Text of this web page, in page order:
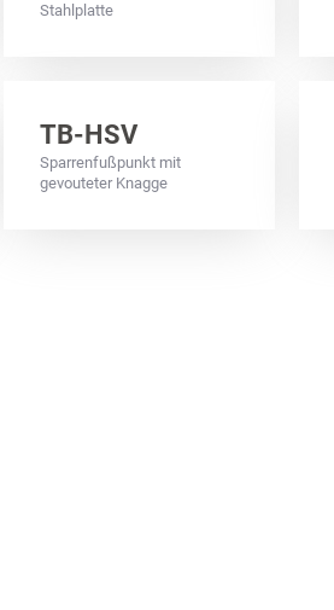
Stahlplatte
TB-HSV
Sparrenfußpunkt mit
gevouteter Knagge